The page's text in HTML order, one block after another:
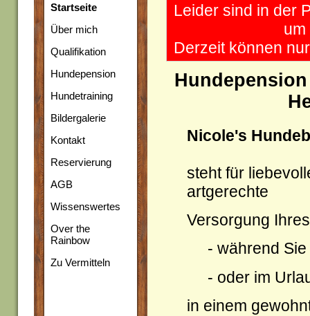
Startseite
Über mich
Qualifikation
Hundepension
Hundetraining
Bildergalerie
Kontakt
Reservierung
AGB
Wissenswertes
Over the
Rainbow
Zu Vermitteln
Leider sind in der
Derzeit können
Nicole's
steht für
artgerechte
Versorgung
- während
- oder im
in einem